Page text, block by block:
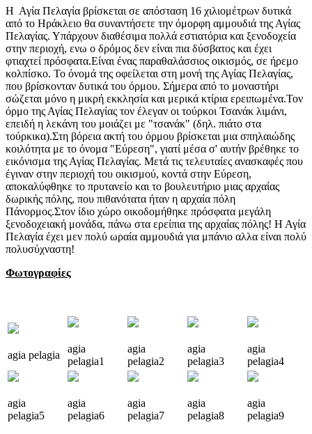
Η Αγία Πελαγία βρίσκεται σε απόσταση 16 χιλιομέτρων δυτικά
από το Ηράκλειο θα συναντήσετε την όμορφη αμμουδιά της Αγίας
Πελαγίας. Υπάρχουν διαθέσιμα πολλά εστιατόρια και ξενοδοχεία
στην περιοχή, ενω ο δρόμος δεν είναι πια δύσβατος και έχει
φτιαχτεί πρόσφατα.Είναι ένας παραθαλάσσιος οικισμός, σε ήρεμο
κολπίσκο. Το όνομά της οφείλεται στη μονή της Αγίας Πελαγίας,
που βρίσκονταν δυτικά του όρμου. Σήμερα από το μοναστήρι
σώζεται μόνο η μικρή εκκλησία και μερικά κτίρια ερειπωμένα.Τον
όρμο της Αγίας Πελαγίας τον έλεγαν οι τούρκοι Τσανάκ λιμάνι,
επειδή η λεκάνη του μοιάζει με "τσανάκ" (δηλ. πιάτο στα
τούρκικα).Στη βόρεια ακτή του όρμου βρίσκεται μια σπηλαιώδης
κοιλότητα με το όνομα "Eύρεση", γιατί μέσα σ' αυτήν βρέθηκε το
εικόνισμα της Αγίας Πελαγίας. Μετά τις τελευταίες ανασκαφές που
έγιναν στην περιοχή του οικισμού, κοντά στην Εύρεση,
αποκαλύφθηκε το πρυτανείο και το βουλευτήριο μιας αρχαίας
δωρικής πόλης, που πιθανότατα ήταν η αρχαία πόλη
Πάνορμος.Στον ίδιο χώρο οικοδομήθηκε πρόσφατα μεγάλη
ξενοδοχειακή μονάδα, πάνω στα ερείπια της αρχαίας πόλης! Η Αγία
Πελαγία έχει μεν πολύ ωραία αμμουδιά για μπάνιο αλλα είναι πολύ
πολυσύχναστη!
Φωτογραφίες
agia pelagia
agia
pelagia1
agia
pelagia2
agia
pelagia3
agia
pelagia4
agia
pelagia5
agia
pelagia6
agia
pelagia7
agia
pelagia8
agia
pelagia9